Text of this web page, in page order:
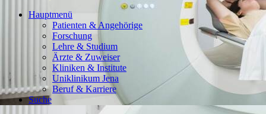
Hauptmenü
Patienten & Angehörige
Forschung
Lehre & Studium
Ärzte & Zuweiser
Kliniken & Institute
Uniklinikum Jena
Beruf & Karriere
Suche